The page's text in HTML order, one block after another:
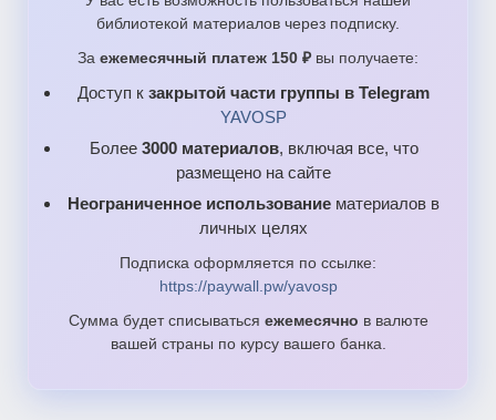
библиотекой материалов через подписку.
За ежемесячный платеж 150 ₽ вы получаете:
Доступ к закрытой части группы в Telegram
YAVOSP
Более 3000 материалов, включая все, что
размещено на сайте
Неограниченное использование материалов в
личных целях
Подписка оформляется по ссылке:
https://paywall.pw/yavosp
Сумма будет списываться ежемесячно в валюте
вашей страны по курсу вашего банка.